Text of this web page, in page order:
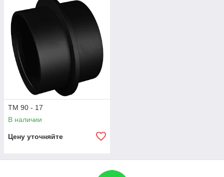
ТМ 90 - 17
В наличии
Цену уточняйте